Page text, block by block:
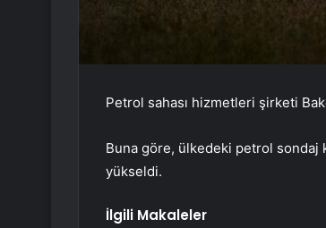
Petrol sahası hizmetleri şirketi
Buna göre, ülkedeki petrol sondaj
yükseldi.
İlgili Makaleler